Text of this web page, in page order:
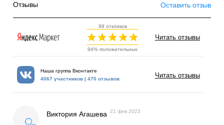
Отзывы Оставить отзыв
99 откликов
94% положительных
Читать отзывы
Наша группа Вконтакте
4067 участников | 470 отзывов
Читать отзывы
Виктория Агашева 21 фев 2023